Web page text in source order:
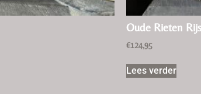
Oude Rieten
€124,95
Lees verder